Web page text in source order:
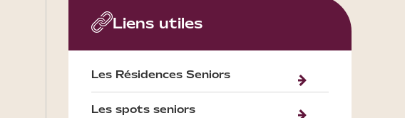
Liens utiles
Les Résidences Seniors
Les spots seniors